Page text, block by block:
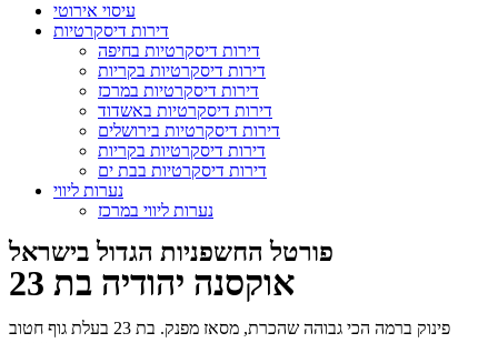
עיסוי אירוטי
דירות דיסקרטיות
דירות דיסקרטיות בחיפה
דירות דיסקרטיות בקריות
דירות דיסקרטיות במרכז
דירות דיסקרטיות באשדוד
דירות דיסקרטיות בירושלים
דירות דיסקרטיות בקריות
דירות דיסקרטיות בבת ים
נערות ליווי
נערות ליווי במרכז
פורטל החשפניות הגדול בישראל
אוקסנה יהודיה בת 23
פינוק ברמה הכי גבוהה שהכרת, מסאז מפנק. בת 23 בעלת גוף חטוב